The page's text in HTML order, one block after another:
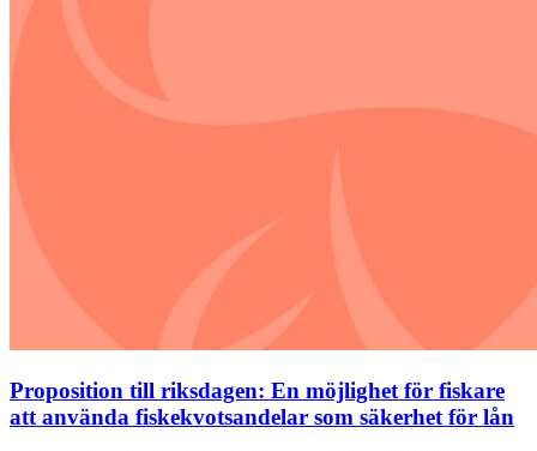
Proposition till riksdagen: En möjlighet för fiskare
att använda fiskekvotsandelar som säkerhet för lån